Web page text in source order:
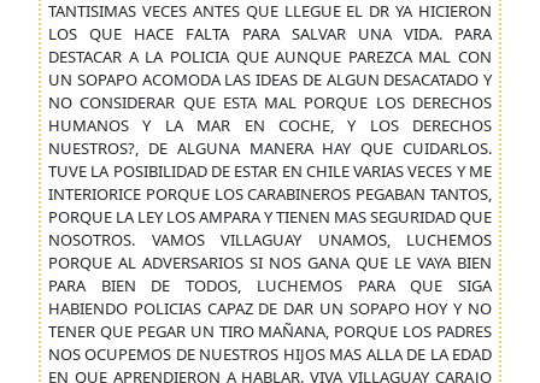
TANTISIMAS VECES ANTES QUE LLEGUE EL DR YA HICIERON
LOS QUE HACE FALTA PARA SALVAR UNA VIDA. PARA
DESTACAR A LA POLICIA QUE AUNQUE PAREZCA MAL CON
UN SOPAPO ACOMODA LAS IDEAS DE ALGUN DESACATADO Y
NO CONSIDERAR QUE ESTA MAL PORQUE LOS DERECHOS
HUMANOS Y LA MAR EN COCHE, Y LOS DERECHOS
NUESTROS?, DE ALGUNA MANERA HAY QUE CUIDARLOS.
TUVE LA POSIBILIDAD DE ESTAR EN CHILE VARIAS VECES Y ME
INTERIORICE PORQUE LOS CARABINEROS PEGABAN TANTOS,
PORQUE LA LEY LOS AMPARA Y TIENEN MAS SEGURIDAD QUE
NOSOTROS. VAMOS VILLAGUAY UNAMOS, LUCHEMOS
PORQUE AL ADVERSARIOS SI NOS GANA QUE LE VAYA BIEN
PARA BIEN DE TODOS, LUCHEMOS PARA QUE SIGA
HABIENDO POLICIAS CAPAZ DE DAR UN SOPAPO HOY Y NO
TENER QUE PEGAR UN TIRO MAÑANA, PORQUE LOS PADRES
NOS OCUPEMOS DE NUESTROS HIJOS MAS ALLA DE LA EDAD
EN QUE APRENDIERON A HABLAR. VIVA VILLAGUAY CARAJO